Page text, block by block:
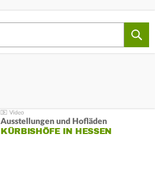
Ausstellungen und Hofläden
KÜRBISHÖFE IN HESSEN